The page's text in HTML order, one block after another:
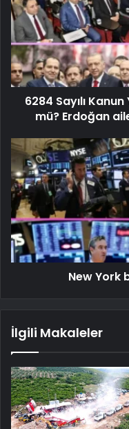
6284 Sayılı
mü? Erdoğan
New York
İlgili Makaleler